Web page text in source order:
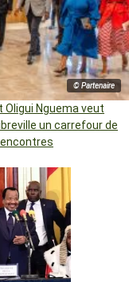
© Partenaire
Oligui Nguema veut
un carrefour de